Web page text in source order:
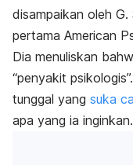
disampaikan oleh
pertama American
Dia menuliskan
“penyakit
tunggal yang suka
apa yang ia inginkan.